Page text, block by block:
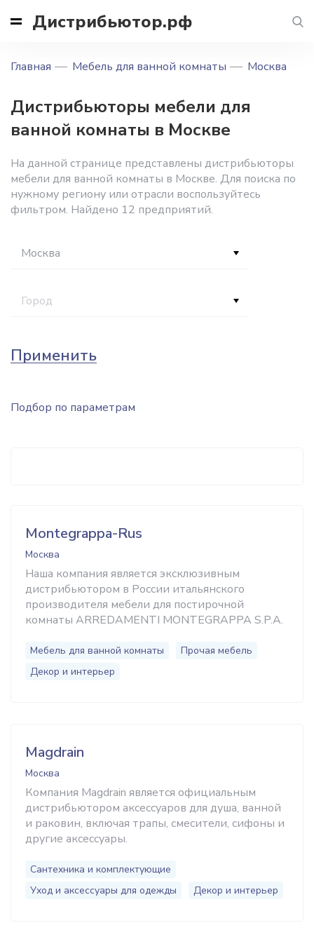
Дистрибьютор.рф
Главная Мебель для ванной комнаты Москва
Дистрибьюторы мебели для
ванной комнаты в Москве
На данной странице представлены дистрибьюторы
мебели для ванной комнаты в Москве. Для поиска по
нужному региону или отрасли воспользуйтесь
фильтром. Найдено 12 предприятий.
Москва
Город
Применить
Montegrappa-Rus
Москва
Наша компания является эксклюзивным
дистрибьютором в России итальянского
производителя мебели для постирочной
комнаты ARREDAMENTI MONTEGRAPPA S.P.A.
Мебель для ванной комнаты
Прочая мебель
Декор и интерьер
Magdrain
Москва
Компания Magdrain является официальным
дистрибьютором аксессуаров для душа, ванной
и раковин, включая трапы, смесители, сифоны и
другие аксессуары.
Сантехника и комплектующие
Уход и аксессуары для одежды
Декор и интерьер
Подбор по параметрам